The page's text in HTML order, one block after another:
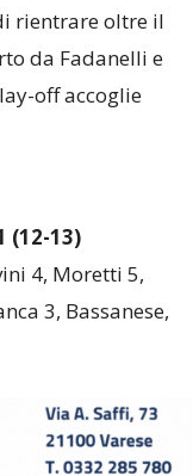
rientrare oltre il
da Fadanelli e
off accoglie
(12-13)
4, Moretti 5,
3, Bassanese,